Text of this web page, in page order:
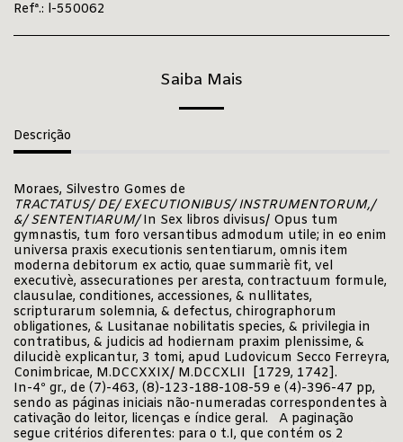
Refª.: l-550062
Saiba Mais
Descrição
Moraes, Silvestro Gomes de
TRACTATUS/ DE/ EXECUTIONIBUS/ INSTRUMENTORUM,/
&/ SENTENTIARUM/In Sex libros divisus/ Opus tum
gymnastis, tum foro versantibus admodum utile; in eo enim
universa praxis executionis sententiarum, omnis item
moderna debitorum ex actio, quae summariè fit, vel
executivè, assecurationes per aresta, contractuum formule,
clausulae, conditiones, accessiones, & nullitates,
scripturarum solemnia, & defectus, chirographorum
obligationes, & Lusitanae nobilitatis species, & privilegia in
contratibus, & judicis ad hodiernam praxim plenissime, &
dilucidè explicantur, 3 tomi, apud Ludovicum Secco Ferreyra,
Conimbricae, M.DCCXXIX/ M.DCCXLII [1729, 1742].
In-4º gr., de (7)-463, (8)-123-188-108-59 e (4)-396-47 pp,
sendo as páginas iniciais não-numeradas correspondentes à
cativação do leitor, licenças e índice geral. A paginação
segue critérios diferentes: para o t.I, que contém os 2